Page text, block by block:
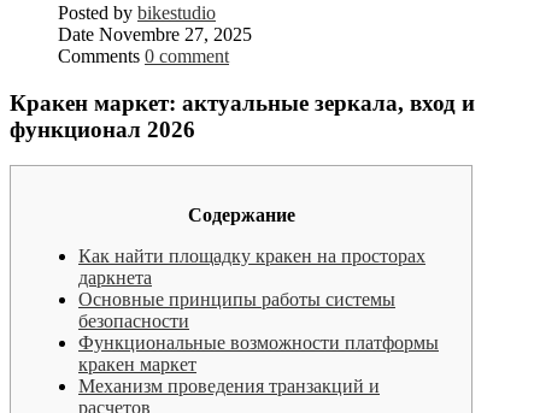
Posted by bikestudio
Date Novembre 27, 2025
Comments 0 comment
Кракен маркет: актуальные зеркала, вход и
функционал 2026
Содержание
Как найти площадку кракен на просторах
даркнета
Основные принципы работы системы
безопасности
Функциональные возможности платформы
кракен маркет
Механизм проведения транзакций и
расчетов